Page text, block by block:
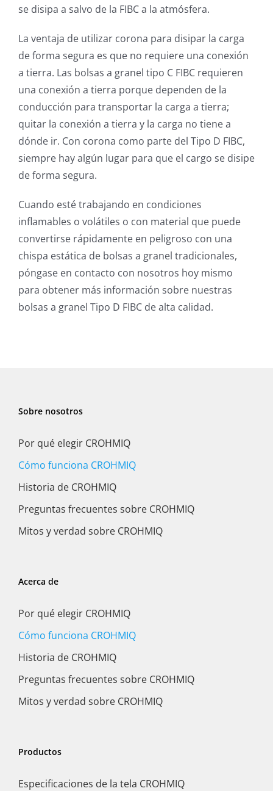
se disipa a salvo de la FIBC a la atmósfera.
La ventaja de utilizar corona para disipar la carga
de forma segura es que no requiere una conexión
a tierra. Las bolsas a granel tipo C FIBC requieren
una conexión a tierra porque dependen de la
conducción para transportar la carga a tierra;
quitar la conexión a tierra y la carga no tiene a
dónde ir. Con corona como parte del Tipo D FIBC,
siempre hay algún lugar para que el cargo se disipe
de forma segura.
Cuando esté trabajando en condiciones
inflamables o volátiles o con material que puede
convertirse rápidamente en peligroso con una
chispa estática de bolsas a granel tradicionales,
póngase en contacto con nosotros hoy mismo
para obtener más información sobre nuestras
bolsas a granel Tipo D FIBC de alta calidad.
Sobre nosotros
Por qué elegir CROHMIQ
Cómo funciona CROHMIQ
Historia de CROHMIQ
Preguntas frecuentes sobre CROHMIQ
Mitos y verdad sobre CROHMIQ
Acerca de
Por qué elegir CROHMIQ
Cómo funciona CROHMIQ
Historia de CROHMIQ
Preguntas frecuentes sobre CROHMIQ
Mitos y verdad sobre CROHMIQ
Productos
Especificaciones de la tela CROHMIQ